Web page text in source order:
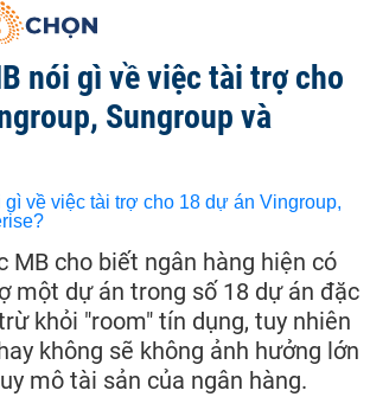
nói gì về việc tài trợ cho
Sungroup và
MB cho biết ngân hàng hiện có
một dự án trong số 18 dự án đặc
khỏi "room" tín dụng, tuy nhiên
không sẽ không ảnh hưởng lớn
mô tài sản của ngân hàng.